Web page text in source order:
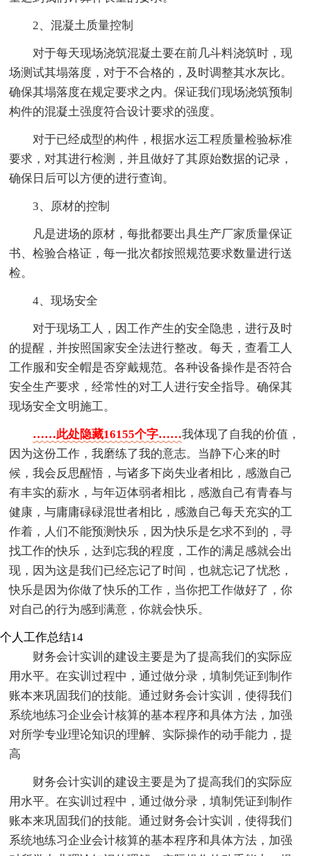
2、混凝土质量控制
对于每天现场浇筑混凝土要在前几斗料浇筑时，现
场测试其塌落度，对于不合格的，及时调整其水灰比。
确保其塌落度在规定要求之内。保证我们现场浇筑预制
构件的混凝土强度符合设计要求的强度。
对于已经成型的构件，根据水运工程质量检验标准
要求，对其进行检测，并且做好了其原始数据的记录，
确保日后可以方便的进行查询。
3、原材的控制
凡是进场的原材，每批都要出具生产厂家质量保证
书、检验合格证，每一批次都按照规范要求数量进行送
检。
4、现场安全
对于现场工人，因工作产生的安全隐患，进行及时
的提醒，并按照国家安全法进行整改。每天，查看工人
工作服和安全帽是否穿戴规范。各种设备操作是否符合
安全生产要求，经常性的对工人进行安全指导。确保其
现场安全文明施工。
……此处隐藏16155个字……我体现了自我的价值，
因为这份工作，我磨练了我的意志。当静下心来的时
候，我会反思醒悟，与诸多下岗失业者相比，感激自己
有丰实的薪水，与年迈体弱者相比，感激自己有青春与
健康，与庸庸碌碌混世者相比，感激自己每天充实的工
作着，人们不能预测快乐，因为快乐是乞求不到的，寻
找工作的快乐，达到忘我的程度，工作的满足感就会出
现，因为这是我们已经忘记了时间，也就忘记了忧愁，
快乐是因为你做了快乐的工作，当你把工作做好了，你
对自己的行为感到满意，你就会快乐。
个人工作总结14
财务会计实训的建设主要是为了提高我们的实际应
用水平。在实训过程中，通过做分录，填制凭证到制作
账本来巩固我们的技能。通过财务会计实训，使得我们
系统地练习企业会计核算的基本程序和具体方法，加强
对所学专业理论知识的理解、实际操作的动手能力，提
高
财务会计实训的建设主要是为了提高我们的实际应
用水平。在实训过程中，通过做分录，填制凭证到制作
账本来巩固我们的技能。通过财务会计实训，使得我们
系统地练习企业会计核算的基本程序和具体方法，加强